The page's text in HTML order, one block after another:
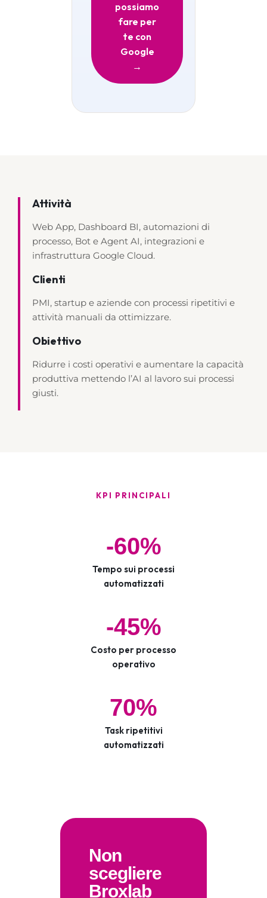
possiamo
fare per
te con
Google
→
Attività
Web App, Dashboard BI, automazioni di
processo, Bot e Agent AI, integrazioni e
infrastruttura Google Cloud.
Clienti
PMI, startup e aziende con processi ripetitivi e
attività manuali da ottimizzare.
Obiettivo
Ridurre i costi operativi e aumentare la capacità
produttiva mettendo l’AI al lavoro sui processi
giusti.
KPI PRINCIPALI
-60%
Tempo sui processi
automatizzati
-45%
Costo per processo
operativo
70%
Task ripetitivi
automatizzati
Non
scegliere
Broxlab